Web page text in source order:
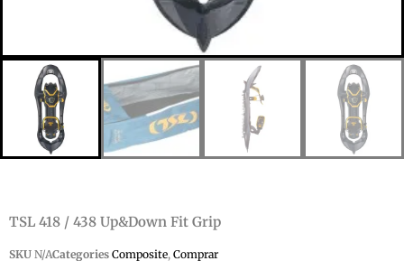
TSL 418 / 438 Up&Down Fit Grip
SKU N/ACategories Composite, Comprar